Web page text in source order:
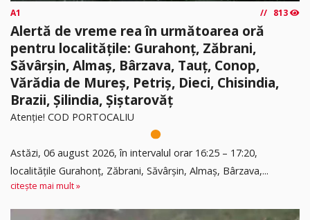
A1 813
Alertă de vreme rea în următoarea oră
pentru localitățile: Gurahonț, Zăbrani,
Săvârșin, Almaș, Bârzava, Tauț, Conop,
Vărădia de Mureș, Petriș, Dieci, Chisindia,
Brazii, Șilindia, Șiștarovăț
Atenție! COD PORTOCALIU
Astăzi, 06 august 2026, în intervalul orar 16:25 – 17:20,
localitățile Gurahonț, Zăbrani, Săvârșin, Almaș, Bârzava,...
citește mai mult »